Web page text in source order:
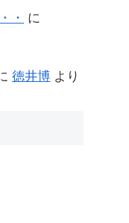
・
に
徳井博 より